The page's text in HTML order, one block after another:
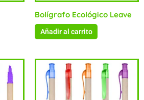
Bolígrafo Ecológico Leave
Añadir al carrito